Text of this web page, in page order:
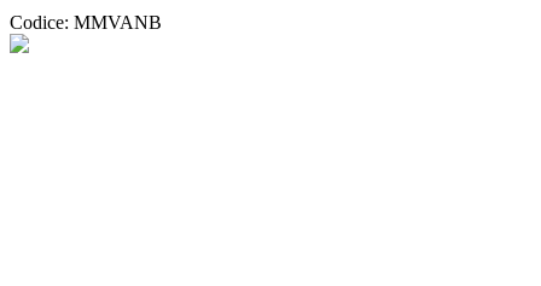
Codice: MMVANB